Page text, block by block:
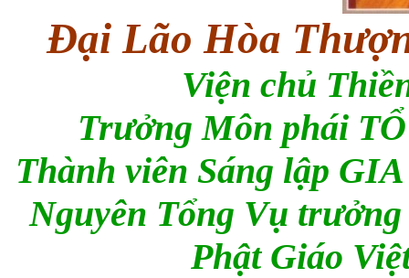
Đại Lão Hòa
Viện chủ
Trưởng Môn phái
Thành viên Sáng lập
Nguyên Tổng Vụ
Phật Giáo